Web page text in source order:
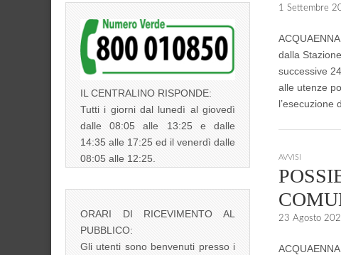
1 Settembre
dalla
successive
alle utenze
l’esecuzione
AVVISI
23 Agosto
IL CENTRALINO RISPONDE:
Tutti i giorni dal lunedì al giovedì
dalle 08:05 alle 13:25 e dalle
14:35 alle 17:25 ed il venerdì dalle
08:05 alle 12:25.
ORARI DI RICEVIMENTO AL
PUBBLICO:
Gli utenti sono benvenuti presso i